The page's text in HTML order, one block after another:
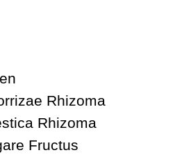
Rhizoma
Rhizoma
Fructus